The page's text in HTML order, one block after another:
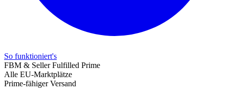
So funktioniert's
FBM & Seller Fulfilled Prime
Alle EU-Marktplätze
Prime-fähiger Versand